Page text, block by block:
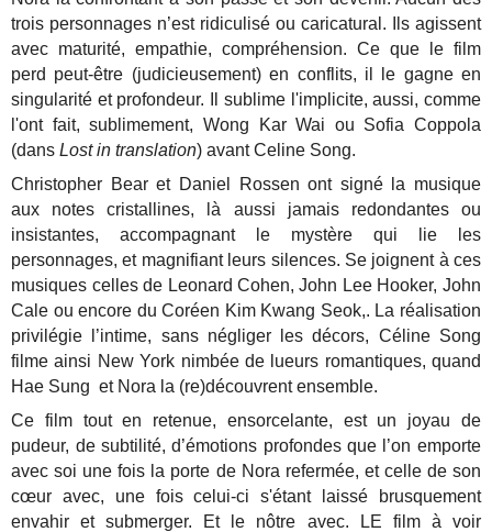
trois personnages n’est ridiculisé ou caricatural. Ils agissent
avec maturité, empathie, compréhension. Ce que le film
perd peut-être (judicieusement) en conflits, il le gagne en
singularité et profondeur. Il sublime l'implicite, aussi, comme
l'ont fait, sublimement, Wong Kar Wai ou Sofia Coppola
(dansLost in translation) avant Celine Song.
Christopher Bear et Daniel Rossen ont signé la musique
aux notes cristallines, là aussi jamais redondantes ou
insistantes, accompagnant le mystère qui lie les
personnages, et magnifiant leurs silences. Se joignent à ces
musiques celles de Leonard Cohen, John Lee Hooker, John
Cale ou encore du Coréen Kim Kwang Seok,. La réalisation
privilégie l’intime, sans négliger les décors, Céline Song
filme ainsi New York nimbée de lueurs romantiques, quand
Hae Sung et Nora la (re)découvrent ensemble.
Ce film tout en retenue, ensorcelante, est un joyau de
pudeur, de subtilité, d’émotions profondes que l’on emporte
avec soi une fois la porte de Nora refermée, et celle de son
cœur avec, une fois celui-ci s'étant laissé brusquement
envahir et submerger. Et le nôtre avec. LE film à voir